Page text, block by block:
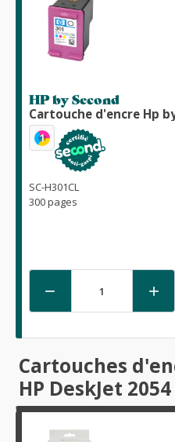
HP by Second
Cartouche d'encre Hp
1
SC-H301CL
300 pages
 
Cartouches
HP DeskJet 2054